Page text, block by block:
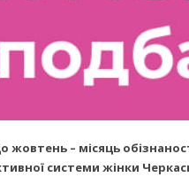
жовтень – місяць
системи жінки